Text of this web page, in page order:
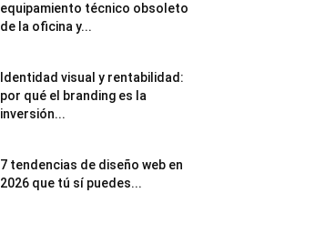
equipamiento técnico obsoleto
de la oficina y...
Identidad visual y rentabilidad:
por qué el branding es la
inversión...
7 tendencias de diseño web en
2026 que tú sí puedes...